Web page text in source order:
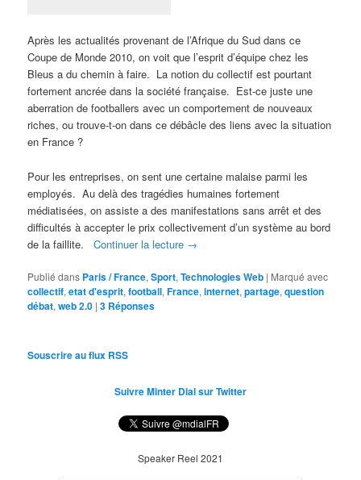
Après les actualités provenant de l’Afrique du Sud dans ce
Coupe de Monde 2010, on voit que l’esprit d’équipe chez les
Bleus a du chemin à faire. La notion du collectif est pourtant
fortement ancrée dans la société française. Est-ce juste une
aberration de footballers avec un comportement de nouveaux
riches, ou trouve-t-on dans ce débâcle des liens avec la situation
en France ?
Pour les entreprises, on sent une certaine malaise parmi les
employés. Au delà des tragédies humaines fortement
médiatisées, on assiste a des manifestations sans arrêt et des
difficultés à accepter le prix collectivement d’un système au bord
de la faillite.Continuer la lecture →
Publié dans Paris / France,Sport,Technologies Web | Marqué avec
collectif,etat d'esprit,football,France,internet,partage,question
débat,web 2.0 |3 Réponses
Souscrire au flux RSS
Suivre Minter Dial sur Twitter
Speaker Reel 2021